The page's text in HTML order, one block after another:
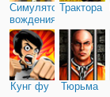
Симулятор
вождения
Трактора
Кунг фу Тюрьма